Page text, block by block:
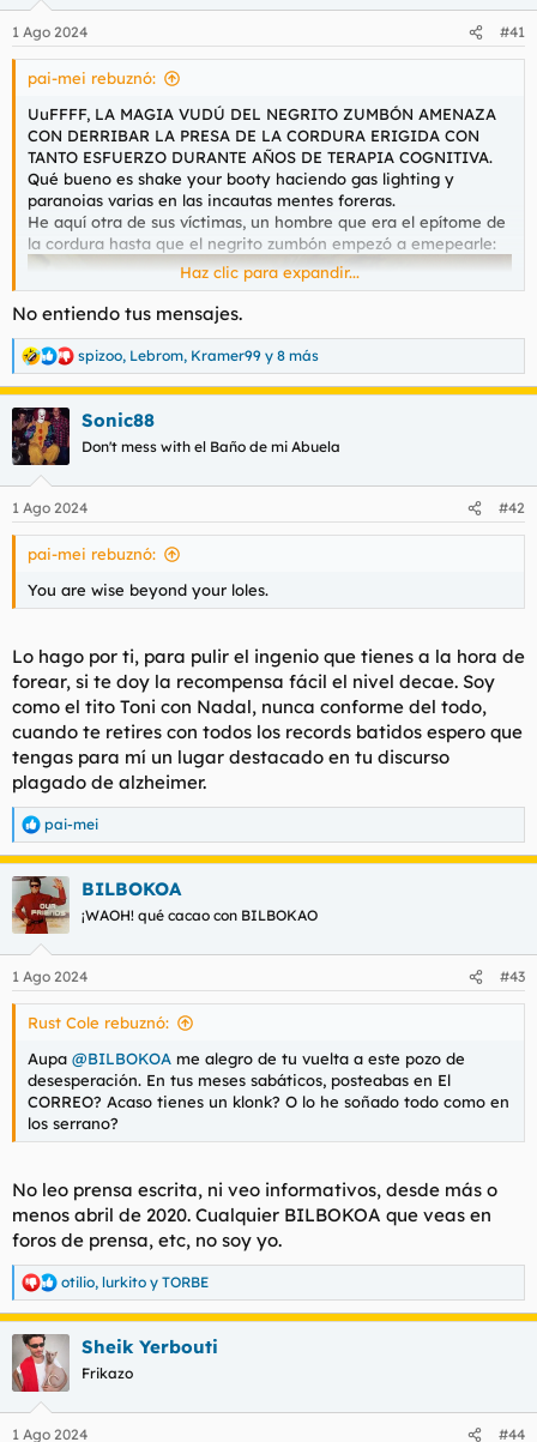
1 Ago 2024 #41
pai-mei rebuznó:
UuFFFF, LA MAGIA VUDÚ DEL NEGRITO ZUMBÓN AMENAZA
CON DERRIBAR LA PRESA DE LA CORDURA ERIGIDA CON
TANTO ESFUERZO DURANTE AÑOS DE TERAPIA COGNITIVA.
Qué bueno es shake your booty haciendo gas lighting y
paranoias varias en las incautas mentes foreras.
He aquí otra de sus víctimas, un hombre que era el epítome de
la cordura hasta que el negrito zumbón empezó a emepearle:
Haz clic para expandir...
No entiendo tus mensajes.
R
e
a
c
c
i
e
s
spizoo, Lebrom, Kramer99 y 8 más
Sonic88
Don't mess with el Baño de mi Abuela
1 Ago 2024 #42
pai-mei rebuznó:
You are wise beyond your loles.
Lo hago por ti, para pulir el ingenio que tienes a la hora de
forear, si te doy la recompensa fácil el nivel decae. Soy
como el tito Toni con Nadal, nunca conforme del todo,
cuando te retires con todos los records batidos espero que
tengas para mí un lugar destacado en tu discurso
plagado de alzheimer.
R
e
a
c
c
i
e
s
pai-mei
BILBOKOA
¡WAOH! qué cacao con BILBOKAO
1 Ago 2024 #43
Rust Cole rebuznó:
Aupa @BILBOKOA me alegro de tu vuelta a este pozo de
desesperación. En tus meses sabáticos, posteabas en El
CORREO? Acaso tienes un klonk? O lo he soñado todo como en
los serrano?
No leo prensa escrita, ni veo informativos, desde más o
menos abril de 2020. Cualquier BILBOKOA que veas en
foros de prensa, etc, no soy yo.
R
e
a
c
c
i
otilio, lurkito y TORBE
Sheik Yerbouti
Frikazo
1 Ago 2024 #44